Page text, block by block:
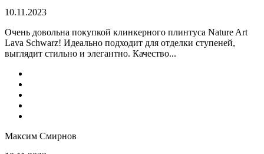
10.11.2023
Очень довольна покупкой клинкерного плинтуса Nature Art
Lava Schwarz! Идеально подходит для отделки ступеней,
выглядит стильно и элегантно. Качество...
Максим Смирнов